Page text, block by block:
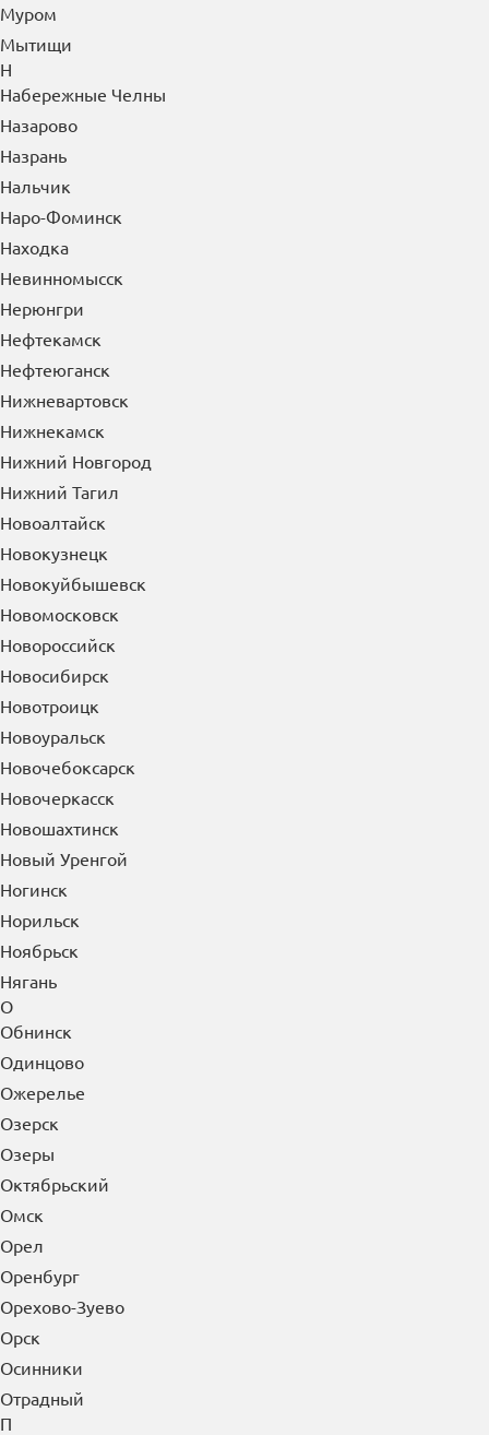
Муром
Мытищи
Н
Набережные Челны
Назарово
Назрань
Нальчик
Наро-Фоминск
Находка
Невинномысск
Нерюнгри
Нефтекамск
Нефтеюганск
Нижневартовск
Нижнекамск
Нижний Новгород
Нижний Тагил
Новоалтайск
Новокузнецк
Новокуйбышевск
Новомосковск
Новороссийск
Новосибирск
Новотроицк
Новоуральск
Новочебоксарск
Новочеркасск
Новошахтинск
Новый Уренгой
Ногинск
Норильск
Ноябрьск
Нягань
О
Обнинск
Одинцово
Ожерелье
Озерск
Озеры
Октябрьский
Омск
Орел
Оренбург
Орехово-Зуево
Орск
Осинники
Отрадный
П